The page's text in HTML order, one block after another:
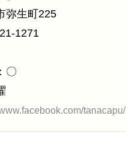
弥生町225
1271
〇
tanacapu/